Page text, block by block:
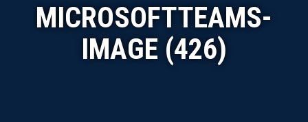
MICROSOFTTEAMS-
IMAGE (426)